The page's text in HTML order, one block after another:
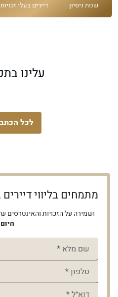
שנות ניסיון דיירים בעלי
עלינו
שאסור
לכל
מתמחים בליווי
ושמירה על הזכויות והאינטרסים
היום